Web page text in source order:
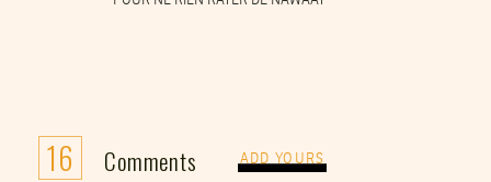
16 Comments ADD YOURS